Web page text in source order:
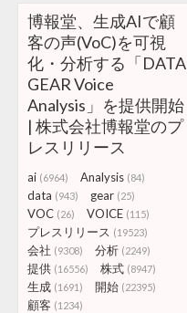
博報堂、生成AIで顧
客の声(VoC)を可視
化・分析する「DATA
GEAR Voice
Analysis」を提供開始
| 株式会社博報堂のプ
レスリリース
ai (6964) Analysis (84)
data (943) gear (25)
VOC (26) VOICE (115)
プレスリリース (19523)
会社 (9308) 分析 (2249)
提供 (16556) 株式 (8947)
生成 (1691) 開始 (22395)
顧客 (1234)